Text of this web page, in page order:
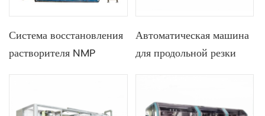
Система восстановления
растворителя NMP
Автоматическая машина
для продольной резки
призматических батарей